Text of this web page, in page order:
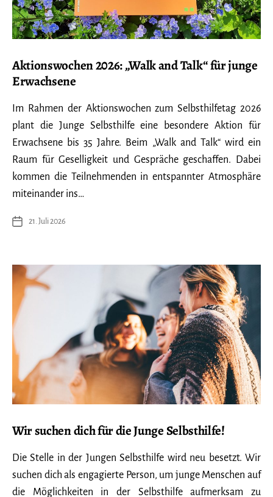
Aktionswochen 2026: „Walk and Talk“ für junge
Erwachsene
Im Rahmen der Aktionswochen zum Selbsthilfetag 2026
plant die Junge Selbsthilfe eine besondere Aktion für
Erwachsene bis 35 Jahre. Beim „Walk and Talk“ wird ein
Raum für Geselligkeit und Gespräche geschaffen. Dabei
kommen die Teilnehmenden in entspannter Atmosphäre
miteinander ins…
Veröffentlichungsdatum
21. Juli 2026
Wir suchen dich für die Junge Selbsthilfe!
Die Stelle in der Jungen Selbsthilfe wird neu besetzt. Wir
suchen dich als engagierte Person, um junge Menschen auf
die Möglichkeiten in der Selbsthilfe aufmerksam zu